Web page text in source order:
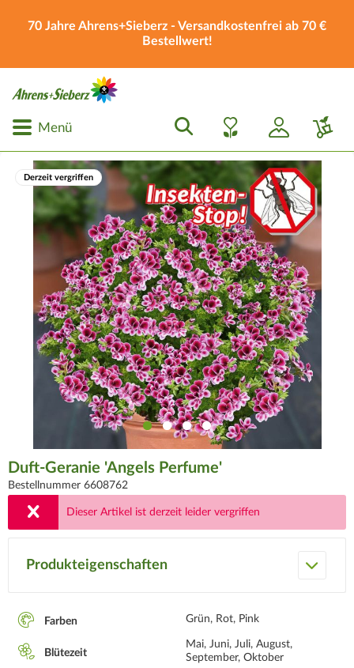
70 Jahre Ahrens+Sieberz - Versandkostenfrei ab 70 €
Bestellwert!
Menü
Derzeit vergriffen
Duft-Geranie 'Angels Perfume'
Bestellnummer 6608762
Dieser Artikel ist derzeit leider vergriffen
Produkteigenschaften
Farben Grün, Rot, Pink
Blütezeit
Mai, Juni, Juli, August,
September, Oktober